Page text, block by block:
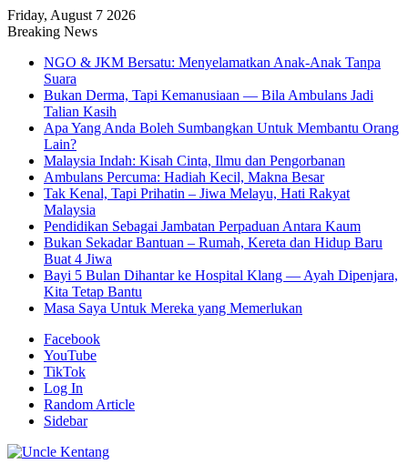
Friday, August 7 2026
Breaking News
NGO & JKM Bersatu: Menyelamatkan Anak-Anak Tanpa
Suara
Bukan Derma, Tapi Kemanusiaan — Bila Ambulans Jadi
Talian Kasih
Apa Yang Anda Boleh Sumbangkan Untuk Membantu Orang
Lain?
Malaysia Indah: Kisah Cinta, Ilmu dan Pengorbanan
Ambulans Percuma: Hadiah Kecil, Makna Besar
Tak Kenal, Tapi Prihatin – Jiwa Melayu, Hati Rakyat
Malaysia
Pendidikan Sebagai Jambatan Perpaduan Antara Kaum
Bukan Sekadar Bantuan – Rumah, Kereta dan Hidup Baru
Buat 4 Jiwa
Bayi 5 Bulan Dihantar ke Hospital Klang — Ayah Dipenjara,
Kita Tetap Bantu
Masa Saya Untuk Mereka yang Memerlukan
Facebook
YouTube
TikTok
Log In
Random Article
Sidebar